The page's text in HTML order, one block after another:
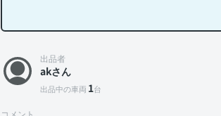
出品者
akさん
出品中の車両 1台
コメント